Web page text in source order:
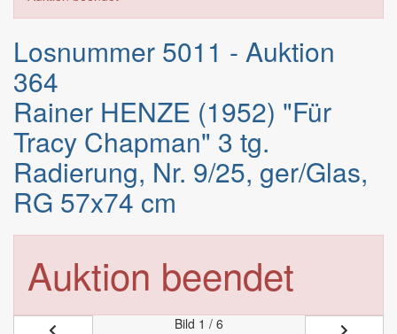
Losnummer 5011 - Auktion
364
Rainer HENZE (1952) "Für
Tracy Chapman" 3 tg.
Radierung, Nr. 9/25, ger/Glas,
RG 57x74 cm
Auktion beendet
Bild 1 / 6